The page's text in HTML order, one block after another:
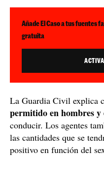
Añade El Caso a tus fuentes
gratuita
La Guardia Civil explica
permitido en hombres y
conducir. Los agentes
las cantidades que se
positivo en función del